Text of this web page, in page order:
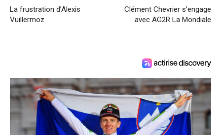
La frustration d’Alexis
Vuillermoz
Clément Chevrier s’engage
avec AG2R La Mondiale